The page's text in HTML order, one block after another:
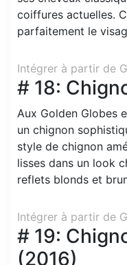
coiffures actuelles.
parfaitement le
Intégrer à partir de
# 18:
Aux Golden Globes
un chignon
style de chignon
lisses dans un look
reflets blonds et
Intégrer à partir de
# 19:
(2016)